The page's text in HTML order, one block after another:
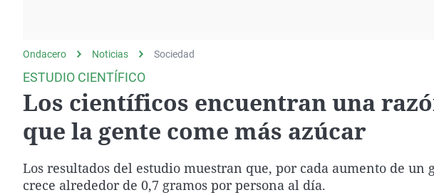
Como el perro y el
gato
Equipo de investigación
País Vasco
Ondacero Noticias Sociedad
ESTUDIO CIENTÍFICO
Los científicos encuentran una
que la gente come más azúcar
Los resultados del estudio muestran que, por cada aumento de un
crece alrededor de 0,7 gramos por persona al día.